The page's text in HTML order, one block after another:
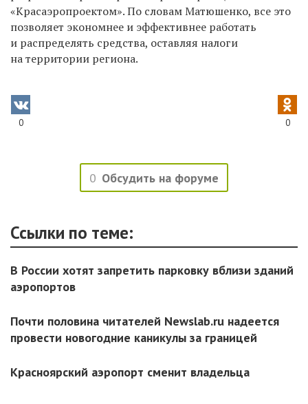
«Красаэропроектом». По словам Матюшенко, все это
позволяет экономнее и эффективнее работать
и распределять средства, оставляя налоги
на территории региона.
0 0
0 Обсудить на форуме
Ссылки по теме:
В России хотят запретить парковку вблизи зданий
аэропортов
Почти половина читателей Newslab.ru надеется
провести новогодние каникулы за границей
Красноярский аэропорт сменит владельца